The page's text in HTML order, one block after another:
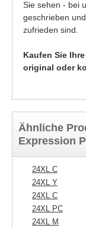
Sie sehen - bei
geschrieben
zufrieden sind.
Kaufen Sie
original oder
Ähnliche
Expression
24XL C
24XL Y
24XL C
24XL PC
24XL M